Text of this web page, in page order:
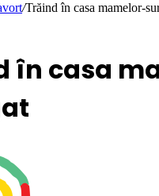
/Trăind în casa mamelor-
în casa